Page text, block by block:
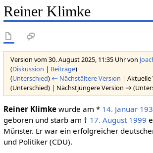
Reiner Klimke
Version vom 30. August 2025, 11:35 Uhr von
(Diskussion | Beiträge)
(Unterschied) ← Nächstältere Version | Aktuelle
(Unterschied) | Nächstjüngere Version →
Reiner Klimkewurde am * 14. Januar
geboren und starb am † 17. August 1999
Münster. Er war ein erfolgreicher
und Politiker (CDU).